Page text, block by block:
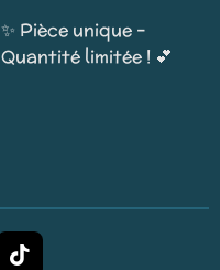
✨ Pièce unique –
Quantité limitée ! 💕
T